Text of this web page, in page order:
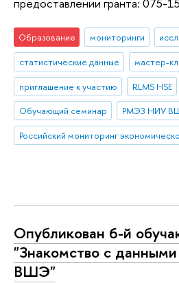
предоставлении гранта: 075-
Образование мониторинги
статистические данные
мастер-
приглашение к участию
RLMS HSE
Обучающий семинар
РМЭЗ НИУ
Опубликован 6-й
"Знакомство с
ВШЭ"